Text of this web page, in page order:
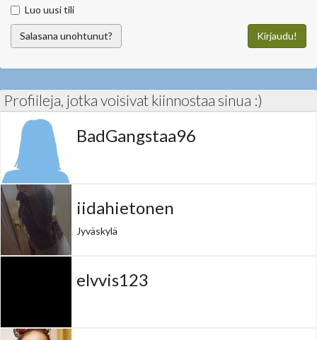
Luo uusi tili
Salasana unohtunut? Kirjaudu!
Profiileja, jotka voisivat kiinnostaa sinua :)
BadGangstaa96
iidahietonen
Jyväskylä
elvvis123